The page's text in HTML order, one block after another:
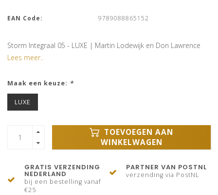
EAN Code: 9789088865152
Storm Integraal 05 - LUXE | Martin Lodewijk en Don Lawrence
Lees meer..
Maak een keuze: *
LUXE
TOEVOEGEN AAN
WINKELWAGEN
GRATIS VERZENDING
NEDERLAND
bij een bestelling vanaf
€25
PARTNER VAN POSTNL
verzending via PostNL